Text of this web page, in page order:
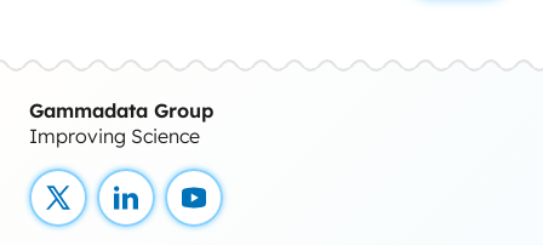
Gammadata Group
Improving Science
X LinkedInYouTube